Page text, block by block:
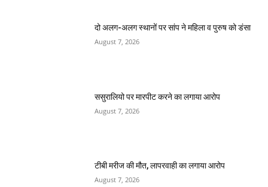
दो अलग-अलग स्थानों पर सांप ने महिला व पुरुष को डंसा
August 7, 2026
ससुरालियो पर मारपीट करने का लगाया आरोप
August 7, 2026
टीबी मरीज की मौत, लापरवाही का लगाया आरोप
August 7, 2026